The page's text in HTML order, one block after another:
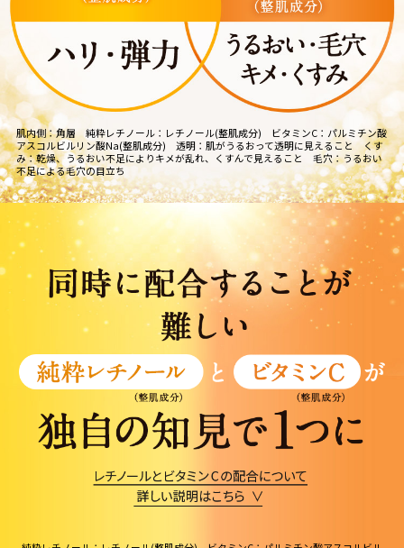
肌内側：角層 純粋レチノール：レチノール(整肌成分) ビタミンC：パルミチン酸
アスコルビルリン酸Na(整肌成分) 透明：肌がうるおって透明に見えること くす
み：乾燥、うるおい不足によりキメが乱れ、くすんで見えること 毛穴：うるおい
不足による毛穴の目立ち